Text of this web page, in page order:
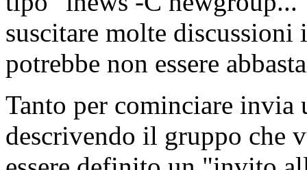
suscitare molte
potrebbe non essere
Tanto per cominciare invia
descrivendo il gruppo che